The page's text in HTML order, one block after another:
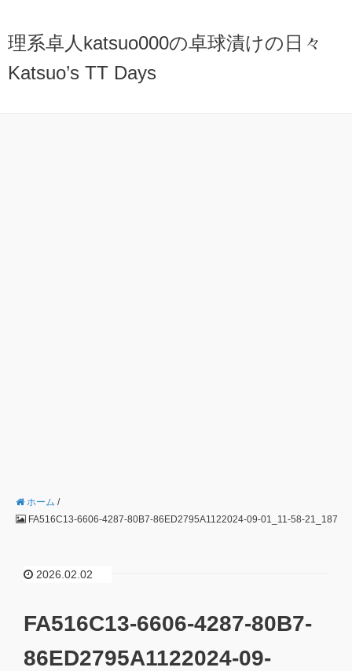
理系卓人katsuo000の卓球漬けの日々
Katsuo’s TT Days
ホーム /
FA516C13-6606-4287-80B7-86ED2795A1122024-09-01_11-58-21_187
2026.02.02
FA516C13-6606-4287-80B7-
86ED2795A1122024-09-